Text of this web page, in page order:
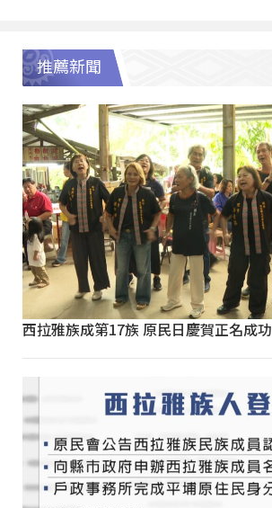
推薦新聞
西拉雅族成第17族 原民日慶賀正名成功